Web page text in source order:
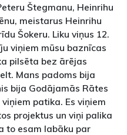
Štegmanu, Heinrihu
meistarus Heinrihu
Šokeru. Liku viņus 12.
viņiem mūsu baznīcas
pilsēta bez ārējas
Mans padoms bija
bija Godājamās Rātes
patika. Es viņiem
projektus un viņi palika
to esam labāku par